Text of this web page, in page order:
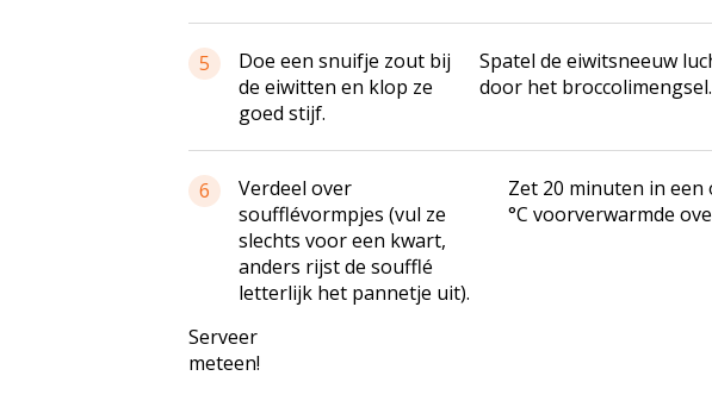
5
Doe een snuifje zout bij
de eiwitten en klop ze
goed stijf.
Spatel de eiwitsneeuw
door het broccolimengsel.
6
Verdeel over
soufflévormpjes (vul ze
slechts voor een kwart,
anders rijst de soufflé
letterlijk het pannetje uit).
Zet 20 minuten in een
°C voorverwarmde
Serveer
meteen!